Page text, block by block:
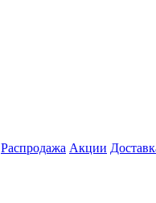
Распродажа Акции